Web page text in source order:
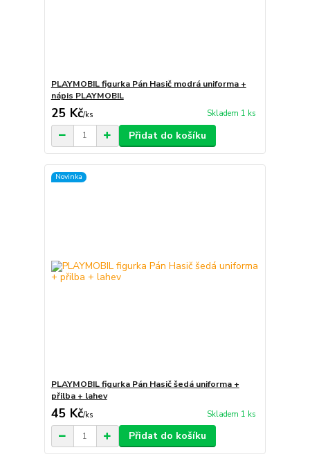
PLAYMOBIL figurka Pán Hasič modrá uniforma +
nápis PLAYMOBIL
25 Kč/ks Skladem 1 ks
Přidat do košíku
Novinka
PLAYMOBIL figurka Pán Hasič šedá uniforma +
přilba + lahev
45 Kč/ks Skladem 1 ks
Přidat do košíku